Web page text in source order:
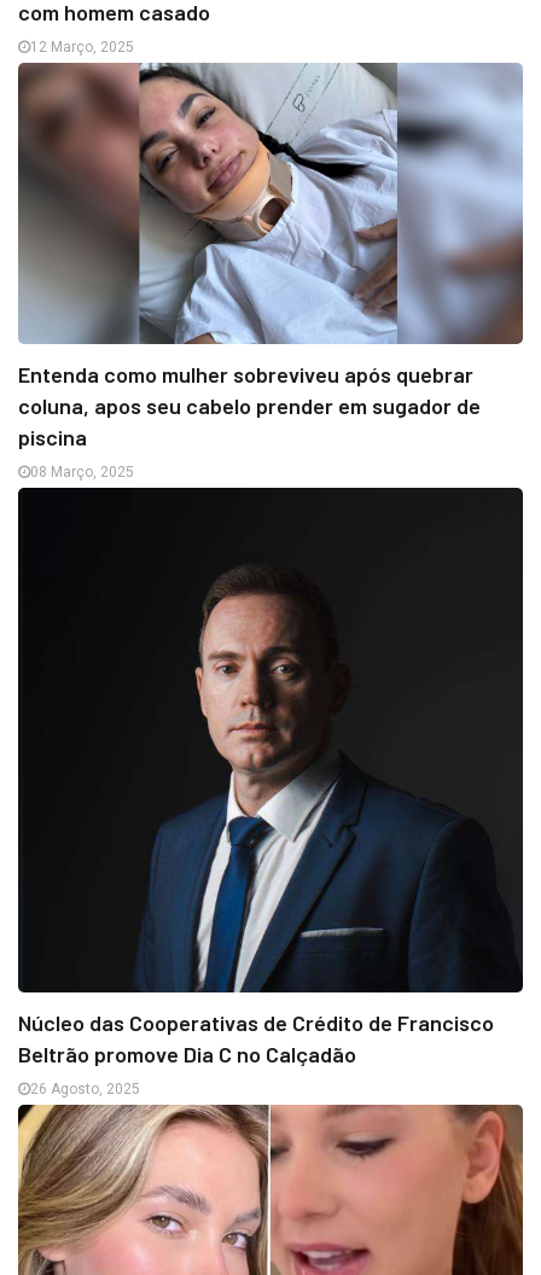
com homem casado
12 Março, 2025
Entenda como mulher sobreviveu após quebrar
coluna, apos seu cabelo prender em sugador de
piscina
08 Março, 2025
Núcleo das Cooperativas de Crédito de Francisco
Beltrão promove Dia C no Calçadão
26 Agosto, 2025